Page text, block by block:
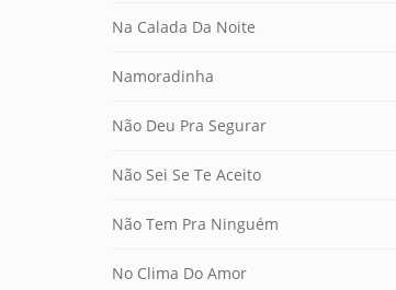
Na Calada Da Noite
Namoradinha
Não Deu Pra Segurar
Não Sei Se Te Aceito
Não Tem Pra Ninguém
No Clima Do Amor